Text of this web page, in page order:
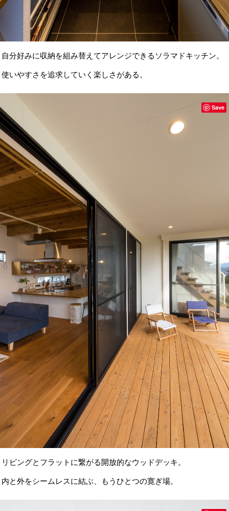
自分好みに収納を組み替えてアレンジできるソラマドキッチン。
使いやすさを追求していく楽しさがある。
リビングとフラットに繋がる開放的なウッドデッキ。
内と外をシームレスに結ぶ、もうひとつの寛ぎ場。
Save